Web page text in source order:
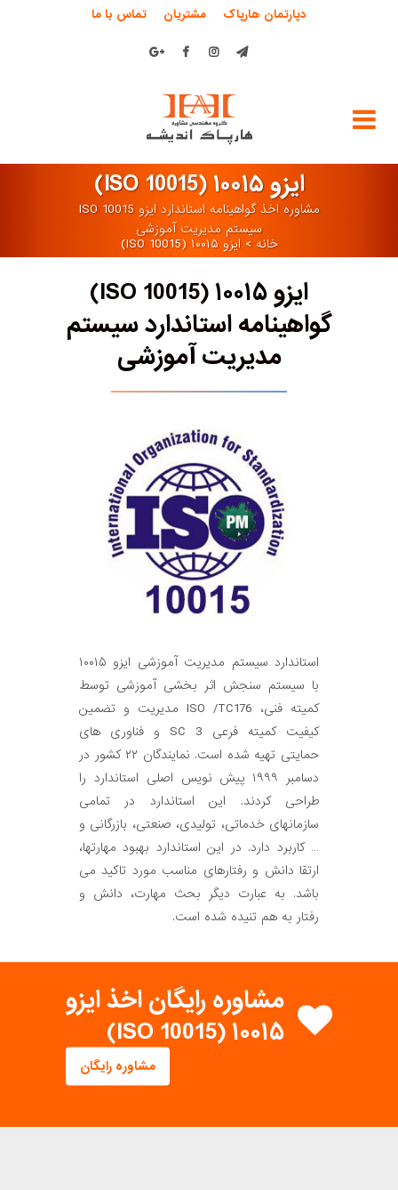
دپارتمان هارپاک مشتریان تماس با ما
ایزو ۱۰۰۱۵ (ISO 10015)
مشاوره اخذ گواهینامه استاندارد ایزو ISO 10015
سیستم مدیریت آموزشی
خانه >ایزو ۱۰۰۱۵ (ISO 10015)
ایزو ۱۰۰۱۵ (ISO 10015)
گواهینامه استاندارد سیستم
مدیریت آموزشی
استاندارد سیستم مدیریت آموزشی ایزو ۱۰۰۱۵
با سیستم سنجش اثر بخشی آموزشی توسط
کمیته فنی، ISO /TC176 مدیریت و تضمین
کیفیت کمیته فرعی SC 3 و فناوری های
حمایتی تهیه شده است. نمایندگان ۲۲ کشور در
دسامبر ۱۹۹۹ پیش نویس اصلی استاندارد را
طراحی کردند. این استاندارد در تمامی
سازمانهای خدماتی، تولیدی، صنعتی، بازرگانی و
… کاربرد دارد. در این استاندارد بهبود مهارتها،
ارتقا دانش و رفتارهای مناسب مورد تاکید می
باشد. به عبارت دیگر بحث مهارت، دانش و
رفتار به هم تنیده شده است.
مشاوره رایگان اخذ ایزو
۱۰۰۱۵ (ISO 10015)
مشاوره رایگان